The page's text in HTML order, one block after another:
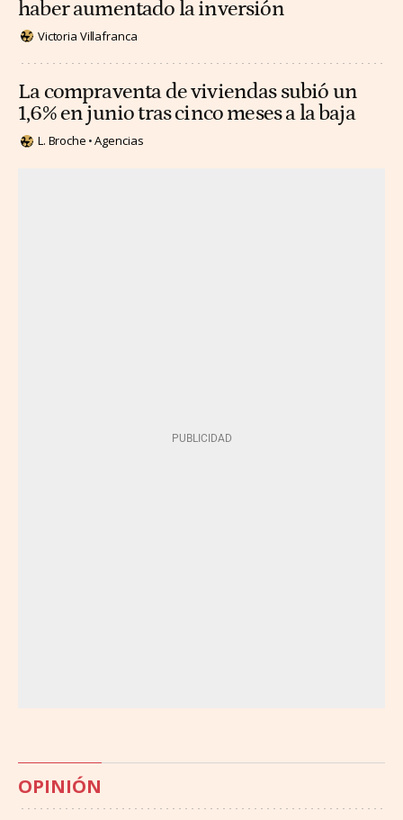
haber aumentado la inversión
Victoria Villafranca
La compraventa de viviendas subió un
1,6% en junio tras cinco meses a la baja
L. Broche Agencias
OPINIÓN